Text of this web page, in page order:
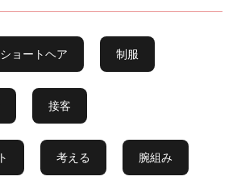
ショートヘア 制服
接客
考える 腕組み